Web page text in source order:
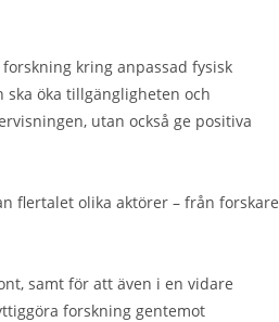
kring anpassad fysisk
öka tillgängligheten och
utan också ge positiva
flertalet olika aktörer – från forskare
samt för att även i en vidare
forskning gentemot